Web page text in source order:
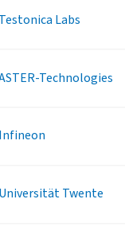
Testonica Labs
Technologies
Infineon
Universität Twente